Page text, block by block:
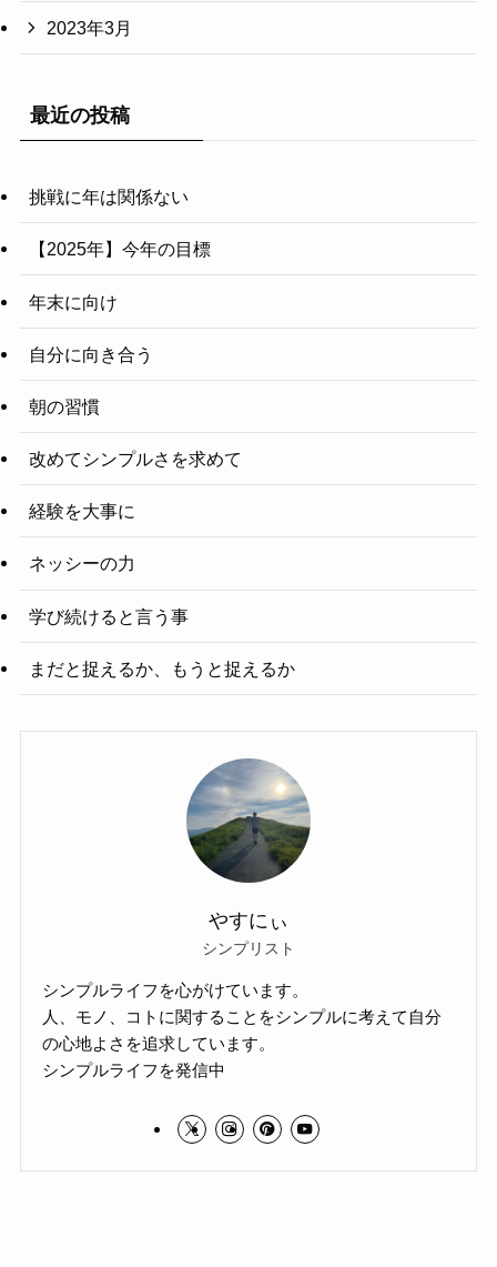
2023年3月
最近の投稿
挑戦に年は関係ない
【2025年】今年の目標
年末に向け
自分に向き合う
朝の習慣
改めてシンプルさを求めて
経験を大事に
ネッシーの力
学び続けると言う事
まだと捉えるか、もうと捉えるか
やすにぃ
シンプリスト
シンプルライフを心がけています。
人、モノ、コトに関することをシンプルに考えて自分
の心地よさを追求しています。
シンプルライフを発信中